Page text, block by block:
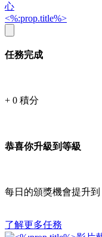
心
<%:prop.title%>
任務完成
+ 0 積分
恭喜你升級到等級
每日的頒獎機會提升到
了解更多任務